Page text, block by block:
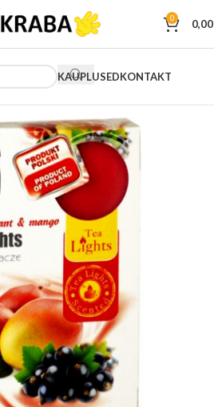
0
KAUPLUSEDKONTAKT